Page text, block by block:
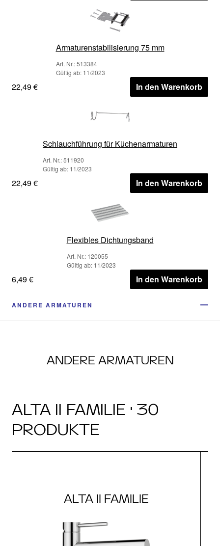
Armaturenstabilisierung 75 mm
Art. Nr.: 513384
Gültig ab: 11/2023
22,49 € In den Warenkorb
Schlauchführung für Küchenarmaturen
Art. Nr.: 511920
Gültig ab: 11/2023
22,49 € In den Warenkorb
Flexibles Dichtungsband
Art. Nr.: 120055
Gültig ab: 11/2023
6,49 € In den Warenkorb
ANDERE ARMATUREN
ANDERE ARMATUREN
ALTA II FAMILIE · 30
PRODUKTE
ALTA II FAMILIE